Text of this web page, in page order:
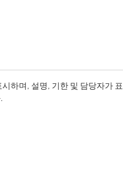
하며, 설명, 기한 및 담당자가 표